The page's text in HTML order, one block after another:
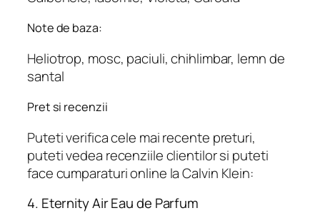
Note de baza:
Heliotrop, mosc, paciuli, chihlimbar, lemn de
santal
Pret si recenzii
Puteti verifica cele mai recente preturi,
puteti vedea recenziile clientilor si puteti
face cumparaturi online la Calvin Klein:
4. Eternity Air Eau de Parfum